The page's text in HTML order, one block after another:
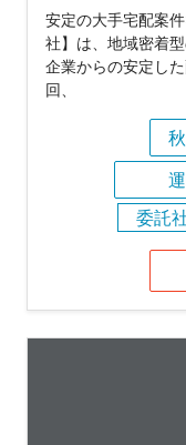
安定の大手宅配案
社】は、地域密着
企業からの安定し
回、
委託